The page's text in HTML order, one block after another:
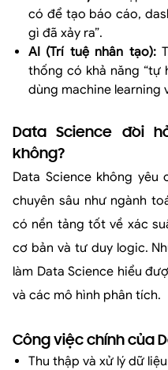
có để tạo báo cáo,
gì đã xảy ra”.
AI (Trí tuệ nhân tạo):
thống có khả năng “tự
dùng machine learning
Data Science đòi
không?
Data Science không
chuyên sâu như ngành
có nền tảng tốt về xác
cơ bản và tư duy logic.
làm Data Science hiểu
và các mô hình phân tích.
Công việc chính của
Thu thập và xử lý dữ liệu